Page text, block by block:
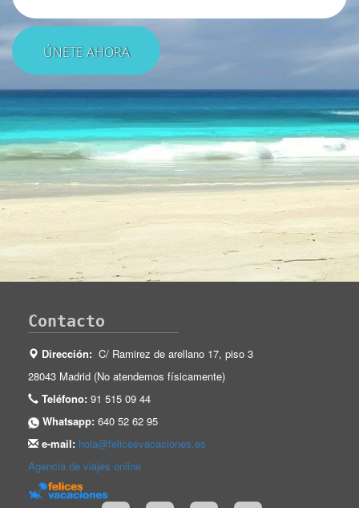
Contacto
Dirección: C/ Ramirez de arellano 17, piso 3
28043 Madrid (No atendemos físicamente)
Teléfono: 91 515 09 44
Whatsapp: 640 52 62 95
e-mail: hola@felicesvacaciones.es
Agencia de viajes online